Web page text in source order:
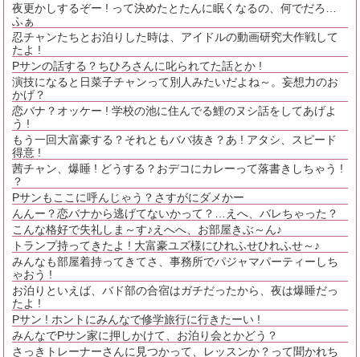
夜更かしするぞー ! って決めたとたんに眠くなるの、何でだろ…
ふぁ
忍チャンたちとお泊りした時は、アイドルの動画研究大作戦して
たよ !
Pサンの話する？ちひろさんに叱られてた話とか !
演技になると日菜子チャンって別人みたいだよね～。妄想力のお
かげ？
恋バナ？オッケー ! 学校の池に住んでる鯉のヌシ話をしてあげよ
う !
もう一回大富豪する？それともババ抜き？あ ! アタシ、スピード
得意 !
茜チャン、爆睡 ! どうする？おデコにカレーって落書きしちゃう !
？
Pサンもここに呼んじゃう？さすがにダメかー
んんー？恋バナから逃げてないかって？…えへ、バレちゃった？
こんな格好で失礼しま～す♪えへへ、お部屋きぶ～ん♪
トランプ持ってきたよ ! 大富豪ユズ様にひれふせひれふせ～♪
みんなも部屋着持ってきてさ、事務所でパジャマパーティーしち
ゃおう !
お泊りといえば、バド部の合宿はガチだったから、夜は爆睡だっ
たよ !
Pサン ! ホントにみんなで修学旅行に行きたーい !
みんなでPサン家に押しかけて、お泊り会とかどう？
さっきトレーナーさんに見つかって、レッスンか？って聞かれち